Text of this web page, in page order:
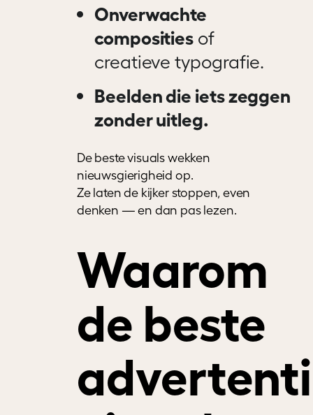
Onverwachte
composities of
creatieve typografie.
Beelden die iets zeggen
zonder uitleg.
De beste visuals wekken
nieuwsgierigheid op.
Ze laten de kijker stoppen, even
denken — en dan pas lezen.
Waarom
de beste